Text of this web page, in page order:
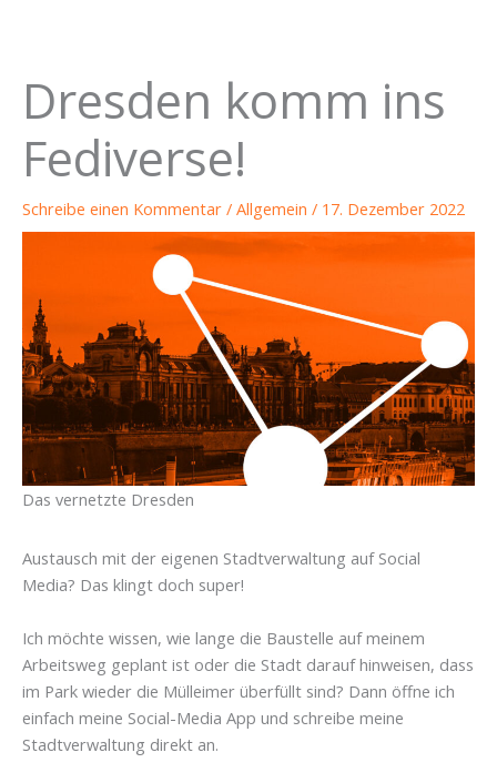
Dresden komm ins
Fediverse!
Schreibe einen Kommentar / Allgemein / 17. Dezember 2022
Das vernetzte Dresden
Austausch mit der eigenen Stadtverwaltung auf Social
Media? Das klingt doch super!
Ich möchte wissen, wie lange die Baustelle auf meinem
Arbeitsweg geplant ist oder die Stadt darauf hinweisen, dass
im Park wieder die Mülleimer überfüllt sind? Dann öffne ich
einfach meine Social-Media App und schreibe meine
Stadtverwaltung direkt an.